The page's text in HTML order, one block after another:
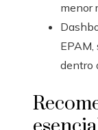
menor
dentro